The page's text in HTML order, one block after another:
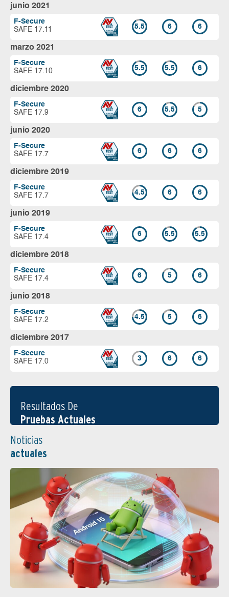
junio 2021
F-Secure
SAFE 17.11
5.5 6 6
marzo 2021
F-Secure
SAFE 17.10
5.5 5.5 6
diciembre 2020
F-Secure
SAFE 17.9
6 5.5 5
junio 2020
F-Secure
SAFE 17.7
6 6 6
diciembre 2019
F-Secure
SAFE 17.7
4.5 6 6
junio 2019
F-Secure
SAFE 17.4
6 5.5 5.5
diciembre 2018
F-Secure
SAFE 17.4
6 5 6
junio 2018
F-Secure
SAFE 17.2
4.5 5 6
diciembre 2017
F-Secure
SAFE 17.0
3 6 6
Resultados De
Pruebas Actuales
Noticias
actuales